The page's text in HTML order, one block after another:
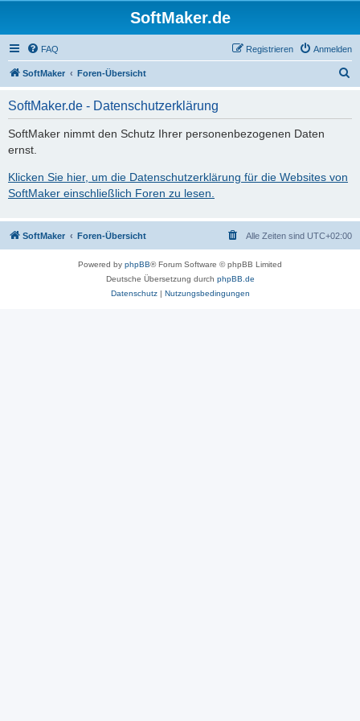
SoftMaker.de
FAQ Anmelden
Registrieren
SoftMaker Foren-Übersicht
SoftMaker.de - Datenschutzerklärung
SoftMaker nimmt den Schutz Ihrer personenbezogenen Daten
ernst.
Klicken Sie hier, um die Datenschutzerklärung für die Websites von
SoftMaker einschließlich Foren zu lesen.
SoftMaker Foren-Übersicht Alle Zeiten sind UTC+02:00
Powered by phpBB® Forum Software © phpBB Limited
Deutsche Übersetzung durch phpBB.de
Datenschutz| Nutzungsbedingungen